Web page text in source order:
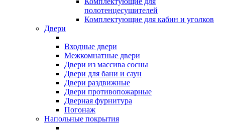
полотенцесушителей
Комплектующие для кабин и уголков
Двери
Входные двери
Межкомнатные двери
Двери из массива сосны
Двери для бани и саун
Двери раздвижные
Двери противопожарные
Дверная фурнитура
Погонаж
Напольные покрытия